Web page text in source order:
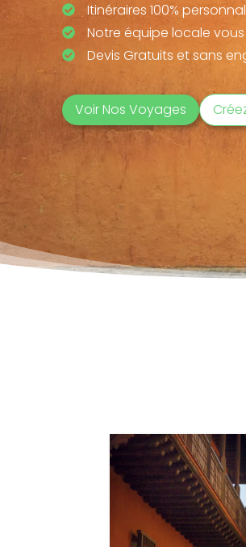
Itinéraires 100%
Notre équipe locale
Devis Gratuits et sans
Voir Nos Voyages